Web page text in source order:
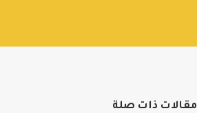
مقالات ذات صلة